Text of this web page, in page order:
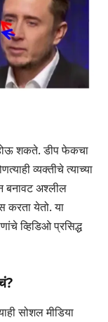
शकते. डीप फेकचा
व्यक्तीचे त्याच्या
बनावट अश्लील
करता येतो. या
व्हिडिओ प्रसिद्ध
सोशल मीडिया